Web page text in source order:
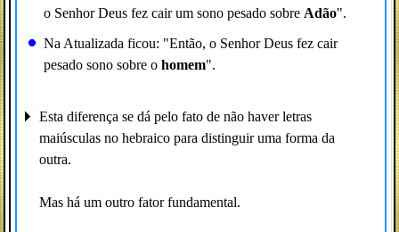
o Senhor Deus fez cair um sono pesado sobre Adão".
Na Atualizada ficou: "Então, o Senhor Deus fez cair
pesado sono sobre o homem".
Esta diferença se dá pelo fato de não haver letras
maiúsculas no hebraico para distinguir uma forma da
outra.
Mas há um outro fator fundamental.